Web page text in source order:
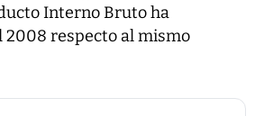
Interno Bruto ha
2008 respecto al mismo